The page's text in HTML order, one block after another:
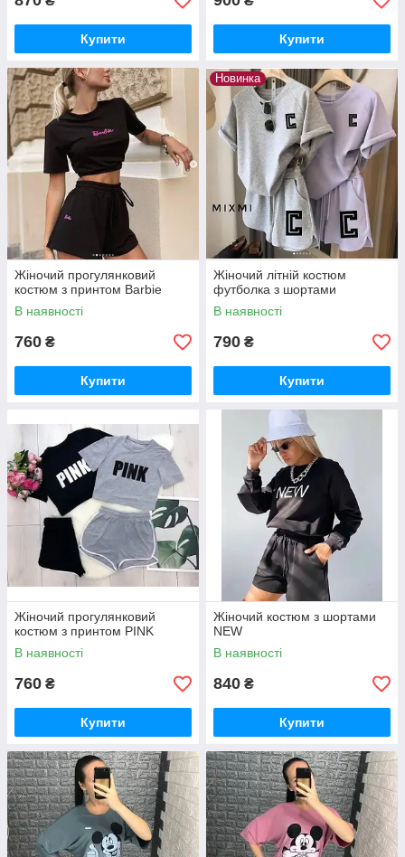
Купити Купити
Жіночий прогулянковий
костюм з принтом Barbie
В наявності
760 ₴
Купити
Новинка
Жіночий літній костюм
футболка з шортами
В наявності
790 ₴
Купити
Жіночий прогулянковий
костюм з принтом PINK
В наявності
760 ₴
Купити
Жіночий костюм з шортами
NEW
В наявності
840 ₴
Купити